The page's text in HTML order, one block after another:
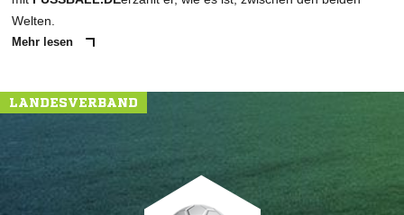
Welten.
Mehr lesen
LANDESVERBAND